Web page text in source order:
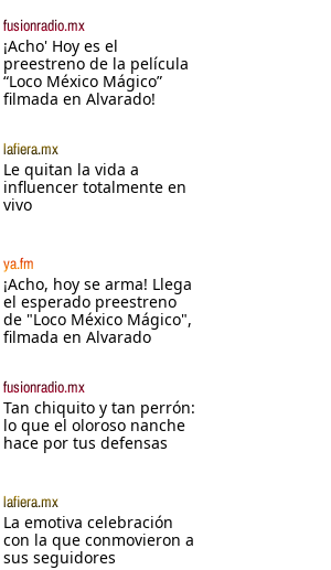
fusionradio.mx
¡Acho' Hoy es el
preestreno de la película
“Loco México Mágico”
filmada en Alvarado!
lafiera.mx
Le quitan la vida a
influencer totalmente en
vivo
ya.fm
¡Acho, hoy se arma! Llega
el esperado preestreno
de "Loco México Mágico",
filmada en Alvarado
fusionradio.mx
Tan chiquito y tan perrón:
lo que el oloroso nanche
hace por tus defensas
lafiera.mx
La emotiva celebración
con la que conmovieron a
sus seguidores